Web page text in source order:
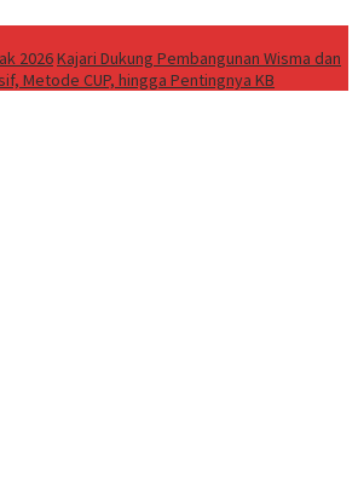
2026Kajari Dukung Pembangunan Wisma dan
Metode CUP, hingga Pentingnya KB